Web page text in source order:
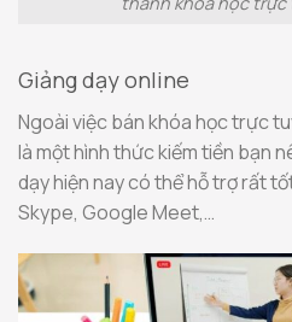
Giảng dạy online
Ngoài việc bán khóa học trực
là một hình thức kiếm tiền bạn
dạy hiện nay có thể hỗ trợ rất
Skype, Google Meet,…